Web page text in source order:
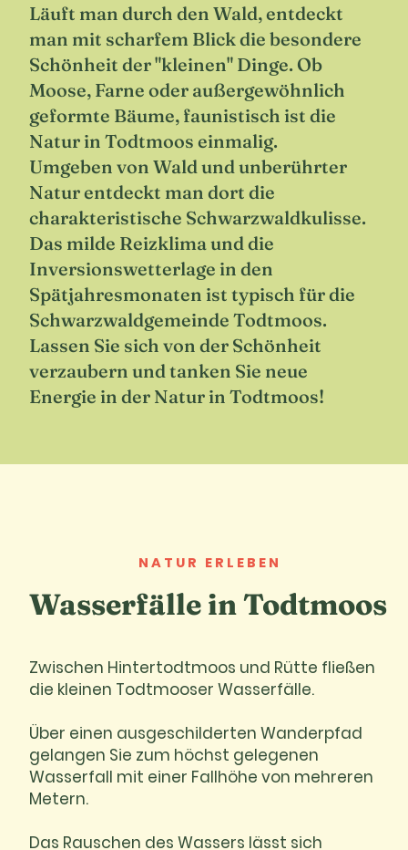
Läuft man durch den Wald, entdeckt
man mit scharfem Blick die besondere
Schönheit der "kleinen" Dinge. Ob
Moose, Farne oder außergewöhnlich
geformte Bäume, faunistisch ist die
Natur in Todtmoos einmalig.
Umgeben von Wald und unberührter
Natur entdeckt man dort die
charakteristische Schwarzwaldkulisse.
Das milde Reizklima und die
Inversionswetterlage in den
Spätjahresmonaten ist typisch für die
Schwarzwaldgemeinde Todtmoos.
Lassen Sie sich von der Schönheit
verzaubern und tanken Sie neue
Energie in der Natur in Todtmoos!
NATUR ERLEBEN
Wasserfälle in Todtmoos
Zwischen Hintertodtmoos und Rütte fließen
die kleinen Todtmooser Wasserfälle.
Über einen ausgeschilderten Wanderpfad
gelangen Sie zum höchst gelegenen
Wasserfall mit einer Fallhöhe von mehreren
Metern.
Das Rauschen des Wassers lässt sich